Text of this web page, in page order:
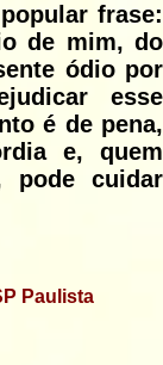
frase:
de mim, do
ódio por
esse
é de pena,
e, quem
pode cuidar
Paulista